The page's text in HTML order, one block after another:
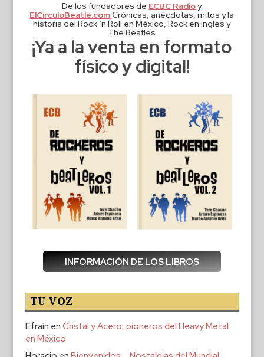
De los fundadores de ECBC Radioy
ElCirculoBeatle.comCrónicas, anécdotas, mitos y la
historia del Rock ‘n Roll en México, Rock en inglés y
The Beatles
¡Ya a la venta en formato
físico y digital!
INFORMACIÓN DE LOS LIBROS
TU VOZ
Efraín en Cristal y Acero, pioneros del Heavy Metal
en México